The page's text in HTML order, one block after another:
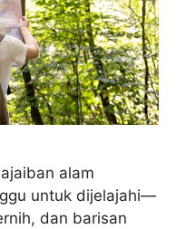
alam
untuk dijelajahi—
dan barisan